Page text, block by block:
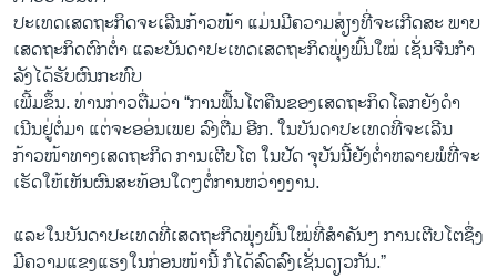
​ປະ​ເທດເສດຖະກິດຈະ​ເລີ​ນກ້າວໜ້າ ​ແມ່ນ​ມີ​ຄວາມ​ສ່ຽງ​ທີ່​ຈະ​ເກີດສະ ພາບ​
ເສດຖະກິດ​ຕົກ​ຕໍ່າ ​ແລະ​ບັນດາ​ປະ​ເທດ​ເສດຖະກິດ​ພຸ່ງ​ພົ້ນ​ໃໝ່ ​ເຊັ່ນຈີນກໍາ
ລັງໄດ້​ຮັບ​ຜົນ​ກະທົບ​
ເພີ້​ມຂຶ້ນ. ທ່ານ​ກ່າວ​ຕື່ມ​ວ່າ “ການ​ຟື້ນ​ໂຕຄືນ​ຂອງ​ເສດຖະກິດ​ໂລກ​ຍັງ​ດຳ​
ເນີນ​ຢູ່ຕໍ່ມາ ແຕ່​ຈະອອ່ນ​ເພຍ​ ລົງ​ຕື່ມ ອີກ. ​ໃນບັນດາ​ປະ​ເທດ​ທີ່​ຈະ​ເລີ​ນ
ກ້າວໜ້າ​ທາງ​ເສດຖະກິດ ການ​ເຕີບ​ໂຕ ໃນປັດ ຈຸບັນ​ນີ້​ຍັງ​ຕໍ່າ​ຫລາຍ​ພໍທີ່ຈະ​
ເຮັດ​ໃຫ້ເຫັນ​ຜົນ​ສະທ້ອນ​ໃດໆ​ຕໍ່ການ​ຫວ່າງ​ງານ. ​
ແລະ​ໃນ​ບັນດາ​ປະ​ເທດ​ທີ່​ເສດຖະກິດ​ພຸ່ງ​ພົ້ນ​ໃໝ່ທີ່​ສຳຄັນໆ ການ​ເຕີບ​ໂຕ​ຊຶ່ງ​
ມີ​ຄວາ​ມແຂງແຮງໃນ​ກ່ອນໜ້ານີ້ ​ກໍ​ໄດ້​ລົດ​ລົງ​ເຊັ່ນ​ດຽວ​ກັນ.”